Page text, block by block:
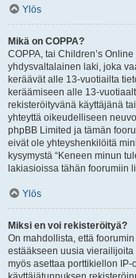
Ylös
Mikä on COPPA?
COPPA, tai Children’s
yhdysvaltalainen laki, joka
keräävät alle 13-vuotiailta
keräämiseen alle 13-
rekisteröityvänä käyttäjänä
yhteyttä oikeudelliseen
phpBB Limited ja tämän
eivät ole yhteyshenkilöitä
kysymystä “Keneen minun
lakiasioissa tähän foorumiin
Ylös
Miksi en voi rekisteröityä?
On mahdollista, että
estääkseen uusia
myös asettaa porttikiellon